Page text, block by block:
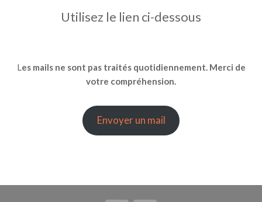
Utilisez le lien ci-dessous
Les mails ne sont pas traités quotidiennement. Merci de
votre compréhension.
Envoyer un mail